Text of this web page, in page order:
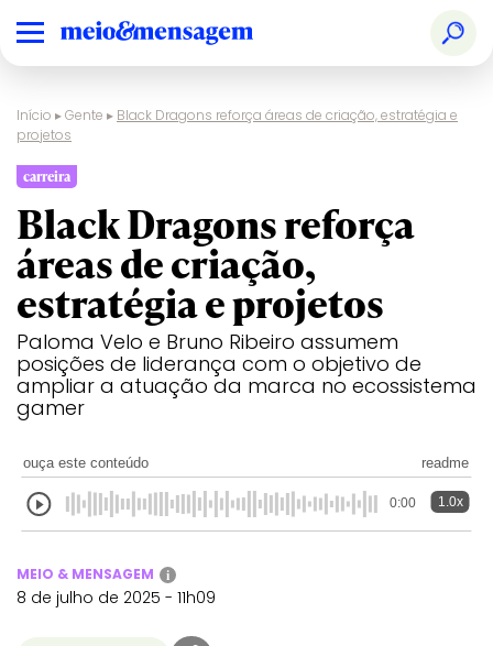
Início ▸Gente ▸ Black Dragons reforça áreas de criação, estratégia e
projetos
carreira
Black Dragons reforça
áreas de criação,
estratégia e projetos
Paloma Velo e Bruno Ribeiro assumem
posições de liderança com o objetivo de
ampliar a atuação da marca no ecossistema
gamer
ouça este conteúdo readme
0:00 1.0x
MEIO & MENSAGEM i
8 de julho de 2025 - 11h09